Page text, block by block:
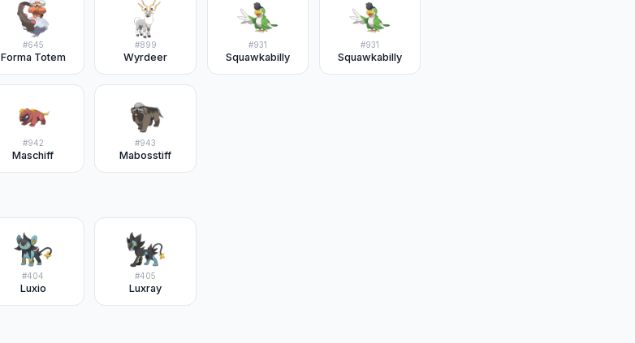
#645
Forma Totem
#899
Wyrdeer
#931
Squawkabilly
#931
Squawkabilly
#942
Maschiff
#943
Mabosstiff
#404
Luxio
#405
Luxray